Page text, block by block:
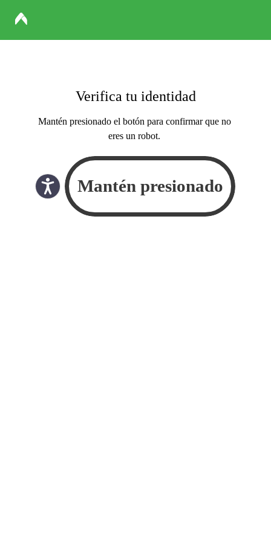
Verifica tu identidad
Mantén presionado el botón para confirmar que no
eres un robot.